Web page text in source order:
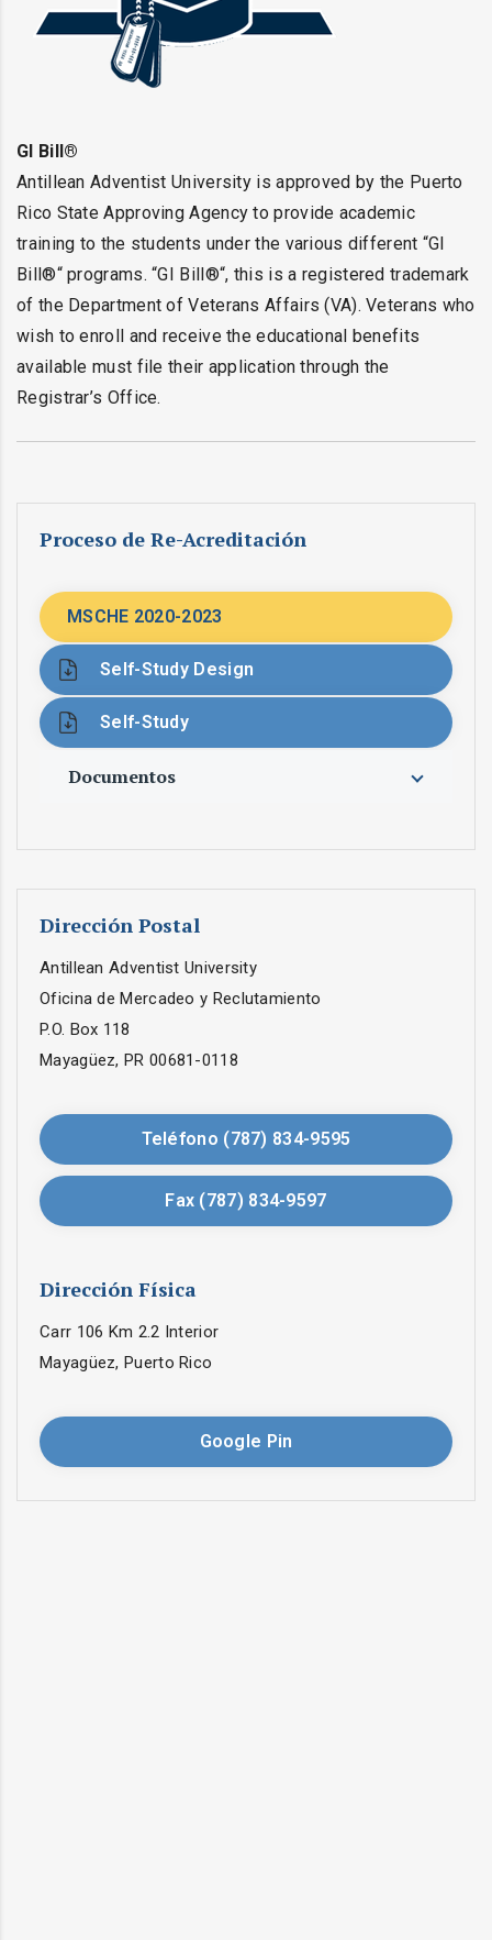
GI Bill®
Antillean Adventist University is approved by the Puerto
Rico State Approving Agency to provide academic
training to the students under the various different “GI
Bill®“ programs. “GI Bill®“, this is a registered trademark
of the Department of Veterans Affairs (VA). Veterans who
wish to enroll and receive the educational benefits
available must file their application through the
Registrar’s Office.
Proceso de Re-Acreditación
MSCHE 2020-2023
Self-Study Design
Self-Study
Documentos
Dirección Postal
Antillean Adventist University
Oficina de Mercadeo y Reclutamiento
P.O. Box 118
Mayagüez, PR 00681-0118
Teléfono (787) 834-9595
Fax (787) 834-9597
Dirección Física
Carr 106 Km 2.2 Interior
Mayagüez, Puerto Rico
Google Pin